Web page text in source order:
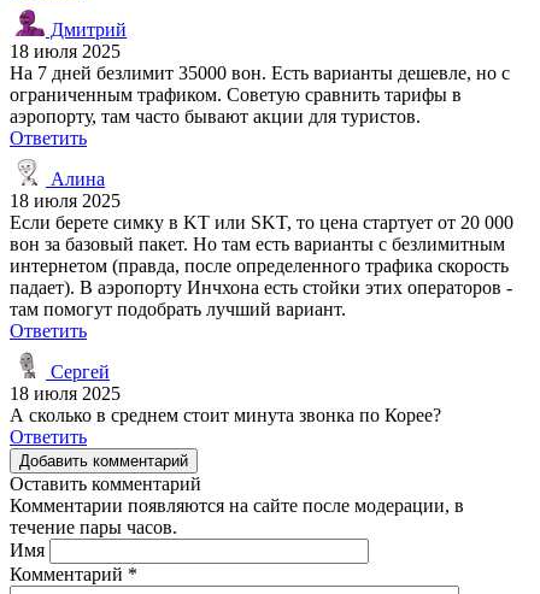
Дмитрий
18 июля 2025
На 7 дней безлимит 35000 вон. Есть варианты дешевле, но с
ограниченным трафиком. Советую сравнить тарифы в
аэропорту, там часто бывают акции для туристов.
Ответить
Алина
18 июля 2025
Если берете симку в KT или SKT, то цена стартует от 20 000
вон за базовый пакет. Но там есть варианты с безлимитным
интернетом (правда, после определенного трафика скорость
падает). В аэропорту Инчхона есть стойки этих операторов -
там помогут подобрать лучший вариант.
Ответить
Сергей
18 июля 2025
А сколько в среднем стоит минута звонка по Корее?
Ответить
Добавить комментарий
Оставить комментарий
Комментарии появляются на сайте после модерации, в
течение пары часов.
Имя
Комментарий *